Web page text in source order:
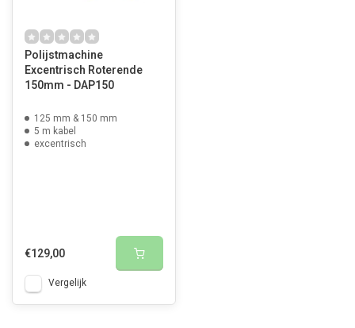
Polijstmachine
Excentrisch Roterende
150mm - DAP150
125 mm & 150 mm
5 m kabel
excentrisch
€129,00
Vergelijk